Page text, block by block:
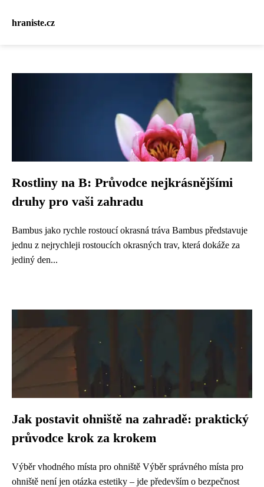
hraniste.cz
Rostliny na B: Průvodce nejkrásnějšími
druhy pro vaši zahradu
Bambus jako rychle rostoucí okrasná tráva Bambus představuje
jednu z nejrychleji rostoucích okrasných trav, která dokáže za
jediný den...
Jak postavit ohniště na zahradě: praktický
průvodce krok za krokem
Výběr vhodného místa pro ohniště Výběr správného místa pro
ohniště není jen otázka estetiky – jde především o bezpečnost